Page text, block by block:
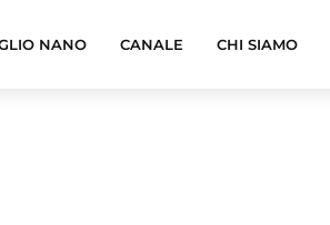
NANO CANALE CHI SIAMO